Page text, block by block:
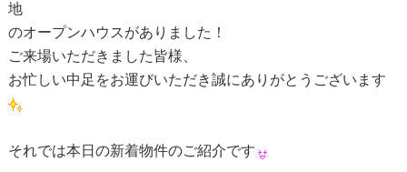
地
のオープンハウスがありました！
ご来場いただきました皆様、
お忙しい中足をお運びいただき誠にありがとうございます
それでは本日の新着物件のご紹介です